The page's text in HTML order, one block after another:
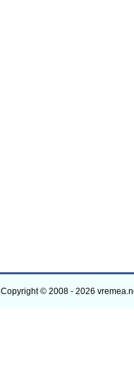
Copyright © 2008 - 2026